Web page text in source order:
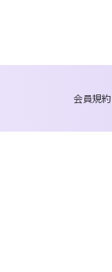
会員規約